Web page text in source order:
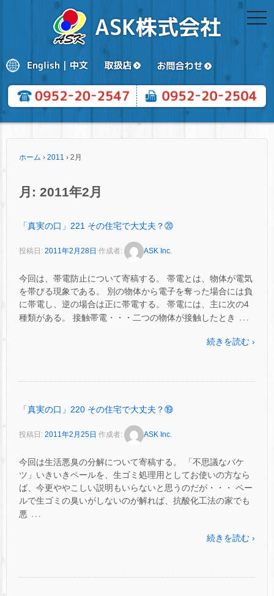
ホーム › 2011 › 2月
月: 2011年2月
「真実の口」221 その住宅で大丈夫？⑳
投稿日: 2011年2月28日 作成者: ASK Inc.
今回は、帯電防止について寄稿する。 帯電とは、物体が電気
を帯びる現象である。 別の物体から電子を奪った場合には負
に帯電し、逆の場合は正に帯電する。 帯電には、主に次の4
種類がある。 接触帯電・・・二つの物体が接触したとき
…
続きを読む ›
「真実の口」220 その住宅で大丈夫？⑲
投稿日: 2011年2月25日 作成者: ASK Inc.
今回は生活悪臭の分解について寄稿する。 「不思議なバケ
ツ」いきいきペールを、生ゴミ処理用としてお使いの方なら
ば、今更ややこしい説明もいらないと思うのだが・・・ ペー
ルで生ゴミの臭いがしないのが解れば、抗酸化工法の家でも
悪 …
続きを読む ›